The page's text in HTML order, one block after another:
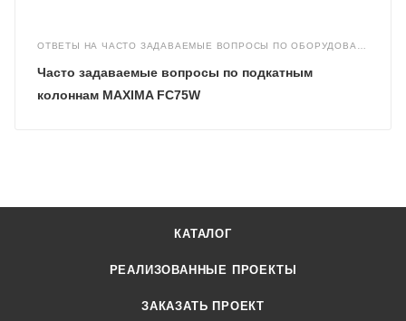
Часто задаваемые вопросы по подкатным
колоннам MAXIMA FC75W
КАТАЛОГ
РЕАЛИЗОВАННЫЕ ПРОЕКТЫ
ЗАКАЗАТЬ ПРОЕКТ